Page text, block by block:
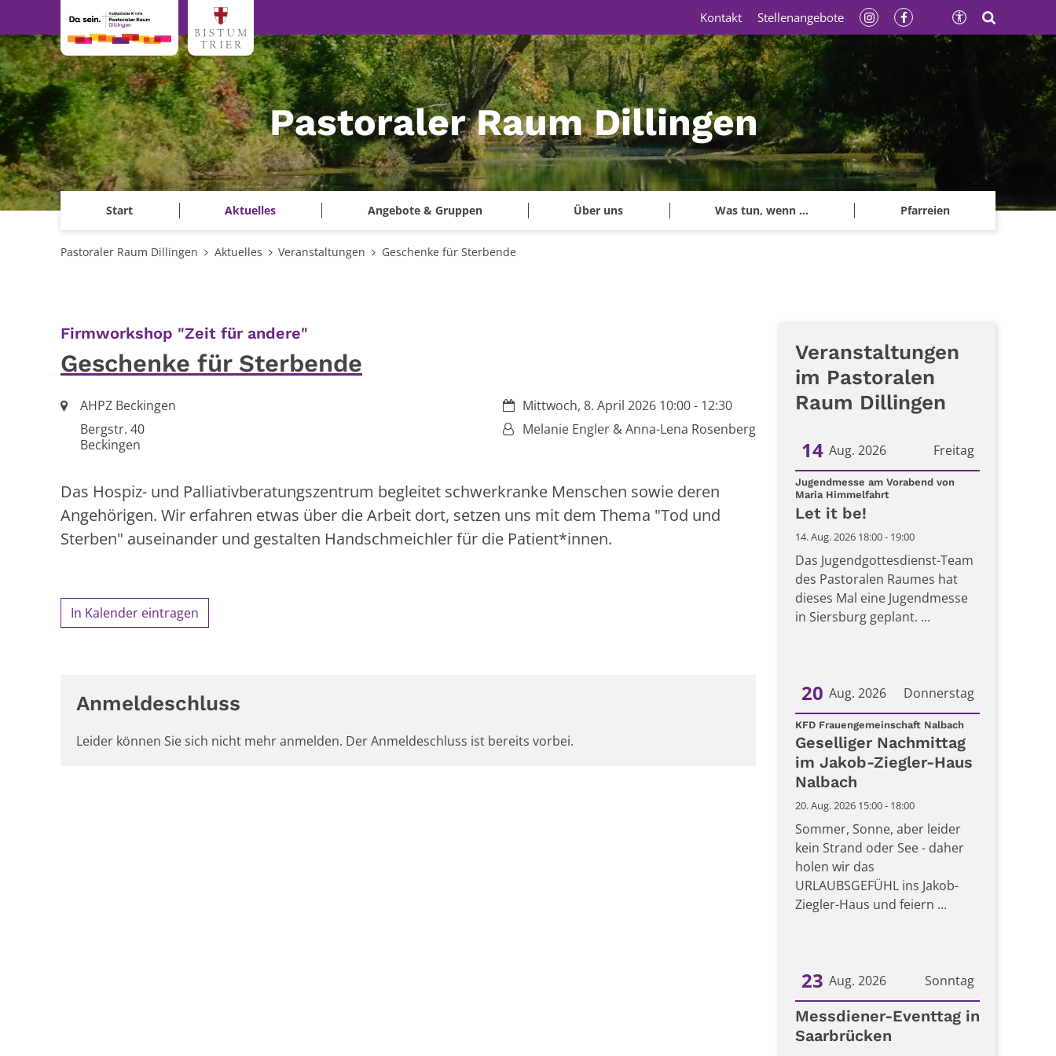
Zum Inhalt springen
Pastoraler Raum Dillingen
Start Aktuelles Angebote & Gruppen Über uns Was tun, wenn ... Pfarreien
Kontakt Stellenangebote
Pastoraler Raum Dillingen Aktuelles Veranstaltungen Geschenke für Sterbende
Firmworkshop "Zeit für andere"
Geschenke für Sterbende
Datum:Mittwoch, 8. April 2026 10:00 - 12:30
Von:Melanie Engler & Anna-Lena Rosenberg
Ort:AHPZ Beckingen
Bergstr. 40
Beckingen
Das Hospiz- und Palliativberatungszentrum begleitet schwerkranke Menschen sowie deren
Angehörigen. Wir erfahren etwas über die Arbeit dort, setzen uns mit dem Thema "Tod und
Sterben" auseinander und gestalten Handschmeichler für die Patient*innen.
In Kalender eintragen
Anmeldeschluss
Leider können Sie sich nicht mehr anmelden. Der Anmeldeschluss ist bereits vorbei.
Veranstaltungen
im Pastoralen
Raum Dillingen
Freitag
14 Aug. 2026
Datum: 14. August 2026
Jugendmesse am Vorabend von
Maria Himmelfahrt:
Let it be!
14. Aug. 2026 18:00 - 19:00
Das Jugendgottesdienst-Team
des Pastoralen Raumes hat
dieses Mal eine Jugendmesse
in Siersburg geplant. ...
Donnerstag
20 Aug. 2026
Datum: 20. August 2026
KFD Frauengemeinschaft Nalbach:
Geselliger Nachmittag
im Jakob-Ziegler-Haus
Nalbach
20. Aug. 2026 15:00 - 18:00
Sommer, Sonne, aber leider
kein Strand oder See - daher
holen wir das
URLAUBSGEFÜHL ins Jakob-
Ziegler-Haus und feiern ...
Sonntag
23 Aug. 2026
Datum: 23. August 2026
Messdiener-Eventtag in
Saarbrücken